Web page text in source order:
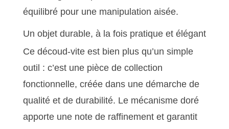
équilibré pour une manipulation aisée.
Un objet durable, à la fois pratique et élégant
Ce découd-vite est bien plus qu’un simple
outil : c’est une pièce de collection
fonctionnelle, créée dans une démarche de
qualité et de durabilité. Le mécanisme doré
apporte une note de raffinement et garantit